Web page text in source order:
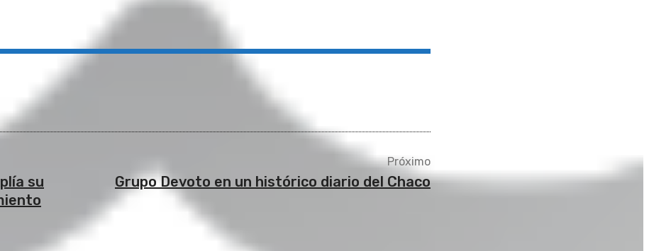
su
Próximo
Grupo Devoto en un histórico diario del Chaco